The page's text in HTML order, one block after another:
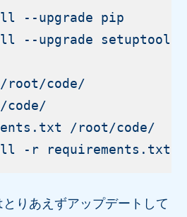
--upgrade pip
--upgrade setuptools
/root/code/
code/
/root/code/
りあえずアップデートして